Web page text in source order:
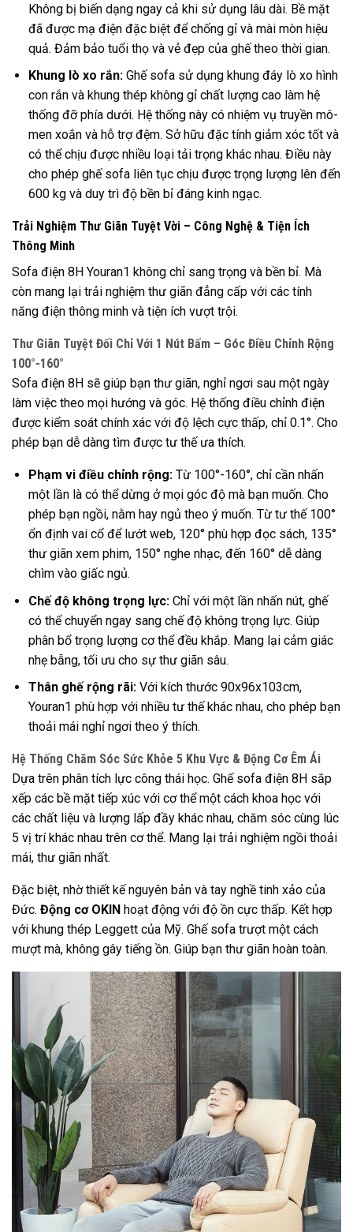
Không bị biến dạng ngay cả khi sử dụng lâu dài. Bề mặt
đã được mạ điện đặc biệt để chống gỉ và mài mòn hiệu
quả. Đảm bảo tuổi thọ và vẻ đẹp của ghế theo thời gian.
Khung lò xo rắn:Ghế sofa sử dụng khung đáy lò xo hình
con rắn và khung thép không gỉ chất lượng cao làm hệ
thống đỡ phía dưới. Hệ thống này có nhiệm vụ truyền mô-
men xoắn và hỗ trợ đệm. Sở hữu đặc tính giảm xóc tốt và
có thể chịu được nhiều loại tải trọng khác nhau. Điều này
cho phép ghế sofa liên tục chịu được trọng lượng lên đến
600 kg và duy trì độ bền bỉ đáng kinh ngạc.
Trải Nghiệm Thư Giãn Tuyệt Vời – Công Nghệ & Tiện Ích
Thông Minh
Sofa điện 8H Youran1 không chỉ sang trọng và bền bỉ. Mà
còn mang lại trải nghiệm thư giãn đẳng cấp với các tính
năng điện thông minh và tiện ích vượt trội.
Thư Giãn Tuyệt Đối Chỉ Với 1 Nút Bấm – Góc Điều Chỉnh Rộng
100°-160°
Sofa điện 8H sẽ giúp bạn thư giãn, nghỉ ngơi sau một ngày
làm việc theo mọi hướng và góc. Hệ thống điều chỉnh điện
được kiểm soát chính xác với độ lệch cực thấp, chỉ 0.1°. Cho
phép bạn dễ dàng tìm được tư thế ưa thích.
Phạm vi điều chỉnh rộng:Từ 100°-160°, chỉ cần nhấn
một lần là có thể dừng ở mọi góc độ mà bạn muốn. Cho
phép bạn ngồi, nằm hay ngủ theo ý muốn. Từ tư thế 100°
ổn định vai cổ để lướt web, 120° phù hợp đọc sách, 135°
thư giãn xem phim, 150° nghe nhạc, đến 160° dễ dàng
chìm vào giấc ngủ.
Chế độ không trọng lực:Chỉ với một lần nhấn nút, ghế
có thể chuyển ngay sang chế độ không trọng lực. Giúp
phân bổ trọng lượng cơ thể đều khắp. Mang lại cảm giác
nhẹ bẫng, tối ưu cho sự thư giãn sâu.
Thân ghế rộng rãi:Với kích thước 90x96x103cm,
Youran1 phù hợp với nhiều tư thế khác nhau, cho phép bạn
thoải mái nghỉ ngơi theo ý thích.
Hệ Thống Chăm Sóc Sức Khỏe 5 Khu Vực & Động Cơ Êm Ái
Dựa trên phân tích lực công thái học. Ghế sofa điện 8H sắp
xếp các bề mặt tiếp xúc với cơ thể một cách khoa học với
các chất liệu và lượng lấp đầy khác nhau, chăm sóc cùng lúc
5 vị trí khác nhau trên cơ thể. Mang lại trải nghiệm ngồi thoải
mái, thư giãn nhất.
Đặc biệt, nhờ thiết kế nguyên bản và tay nghề tinh xảo của
Đức. Động cơ OKIN hoạt động với độ ồn cực thấp. Kết hợp
với khung thép Leggett của Mỹ. Ghế sofa trượt một cách
mượt mà, không gây tiếng ồn. Giúp bạn thư giãn hoàn toàn.